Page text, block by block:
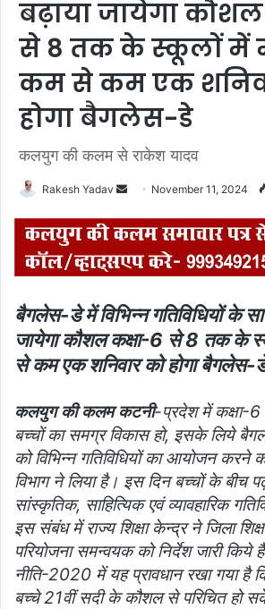
बढ़ाया जायेगा
से 8 तक के स्कूलों में
कम से कम एक
होगा बैगलेस-डे
कलयुग की कलम से राकेश यादव
Rakesh Yadav
n
d
a
e
m
a
l
November 11, 2024
बैगलेस-डे में विभिन्न गतिविधियों के
जायेगा कौशलकक्षा-6 से 8 तक के
से कम एक शनिवार को होगा बैगलेस-
कलयुग की कलम कटनी-प्रदेश में कक्षा-
बच्चों का समग्र विकास हो, इसके लिये
को विभिन्न गतिविधियों का आयोजन करने
विभाग ने लिया है। इस दिन बच्चों के बीच
सांस्कृतिक, साहित्यिक एवं व्यावहारिक
इस संबंध में राज्य शिक्षा केन्द्र ने जिला
परियोजना समन्वयक को निर्देश जारी किये
नीति-2020 में यह प्रावधान रखा गया है
बच्चे 21वीं सदी के कौशल से परिचित हो